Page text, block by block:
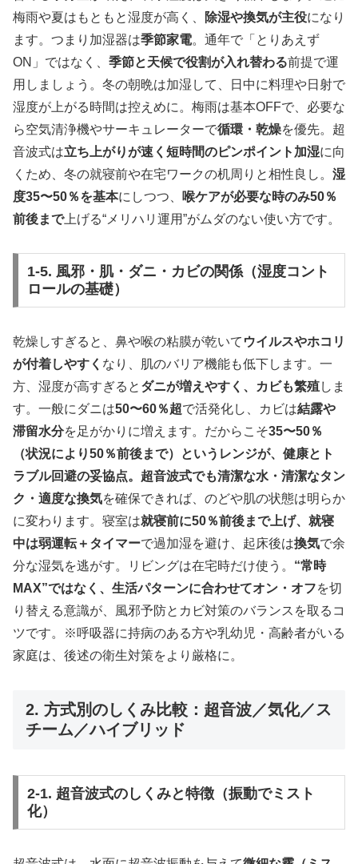
梅雨や夏はもともと湿度が高く、
除湿や換気が主役になり
ます。つまり加湿器は季節家電。通年で「とりあえず
ON」ではなく、 季節と天候で役割が入れ替わる前提で運
用しましょう。冬の朝晩は加湿して、日中に料理や日射で
湿度が上がる時間は控えめに。梅雨は基本OFFで、必要な
ら空気清浄機やサーキュレーターで循環・乾燥を優先。超
音波式は立ち上がりが速く短時間のピンポイント加湿に向
くため、冬の就寝前や在宅ワークの机周りと相性良し。 湿
度35〜50％を基本にしつつ、
喉ケアが必要な時のみ50％
前後まで上げる“メリハリ運用”がムダのない使い方です。
1-5. 風邪・肌・ダニ・カビの関係（湿度コント
ロールの基礎）
乾燥しすぎると、鼻や喉の粘膜が乾いて ウイルスやホコリ
が付着しやすく なり、肌のバリア機能も低下します。一
方、湿度が高すぎると ダニが増えやすく、カビも繁殖しま
す。一般にダニは50〜60％超で活発化し、カビは結露や
滞留水分を足がかりに増えます。だからこそ35〜50％
（状況により50％前後まで）というレンジが、健康とト
ラブル回避の妥協点。超音波式でも清潔な水・清潔なタン
ク・適度な換気を確保できれば、のどや肌の状態は明らか
に変わります。寝室は就寝前に50％前後まで上げ、就寝
中は弱運転＋タイマーで過加湿を避け、起床後は換気で余
分な湿気を逃がす。リビングは在宅時だけ使う。 “常時
MAX”ではなく、生活パターンに合わせてオン・オフを切
り替える意識が、風邪予防とカビ対策のバランスを取るコ
ツです。※呼吸器に持病のある方や乳幼児・高齢者がいる
家庭は、後述の衛生対策をより厳格に。
2. 方式別のしくみ比較：超音波／気化／ス
チーム／ハイブリッド
2-1. 超音波式のしくみと特徴（振動でミスト
化）